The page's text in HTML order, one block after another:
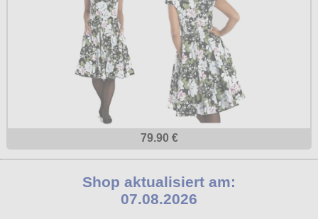
79.90 €
Shop aktualisiert am:
07.08.2026